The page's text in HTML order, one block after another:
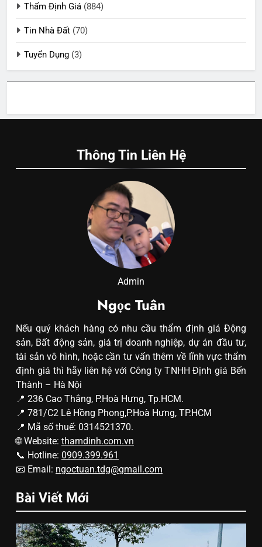
Thẩm Định Giá (884)
Tin Nhà Đất (70)
Tuyển Dụng (3)
Thông Tin Liên Hệ
Admin
Ngọc Tuân
Nếu quý khách hàng có nhu cầu thẩm định giá Động
sản, Bất động sản, giá trị doanh nghiệp, dự án đầu tư,
tài sản vô hình, hoặc cần tư vấn thêm về lĩnh vực thẩm
định giá thì hãy liên hệ với Công ty TNHH Định giá Bến
Thành – Hà Nội
📍 236 Cao Thắng, P.Hoà Hưng, Tp.HCM.
📍 781/C2 Lê Hồng Phong,P.Hoà Hưng, TP.HCM
📍 Mã số thuế: 0314521370.
🌐 Website: thamdinh.com.vn
📞 Hotline: 0909.399.961
📧 Email: ngoctuan.tdg@gmail.com
Bài Viết Mới